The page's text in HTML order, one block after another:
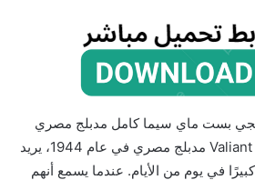
بست ماي سيما كامل مدبلج مصري
egybest mycima فيلم Valiant مدبلج مصري في عام 1944، يريد
في يوم من الأيام. عندما يسمع أنهم